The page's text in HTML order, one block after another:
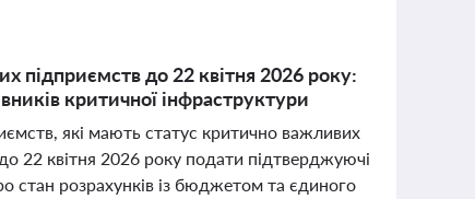
підприємств до 22 квітня 2026 року:
критичної інфраструктури
які мають статус критично важливих
22 квітня 2026 року подати підтверджуючі
стан розрахунків із бюджетом та єдиного